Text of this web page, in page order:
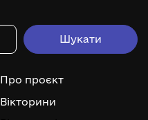
Про проєкт
Вікторини